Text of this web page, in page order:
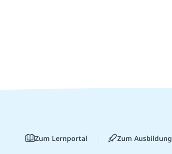
Zum Lernportal Zum